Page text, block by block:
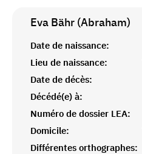
Eva Bähr (Abraham)
Date de naissance:
Lieu de naissance:
Date de décès:
Décédé(e) à:
Numéro de dossier LEA:
Domicile:
Différentes orthographes: